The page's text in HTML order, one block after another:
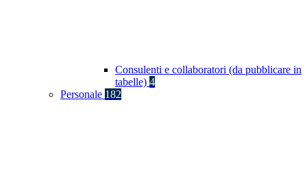
Consulenti e collaboratori (da pubblicare in
tabelle) 4
Personale 182